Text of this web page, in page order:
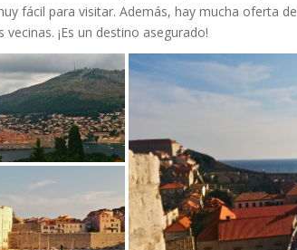
fácil para visitar. Además, hay mucha oferta de
vecinas. ¡Es un destino asegurado!